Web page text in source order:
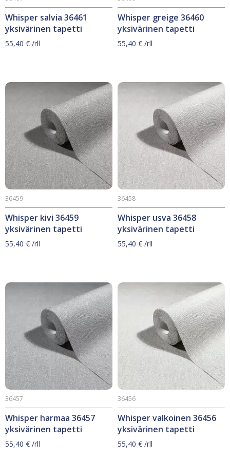
Whisper salvia 36461
yksivärinen tapetti
55,40 € /rll
Whisper greige 36460
yksivärinen tapetti
55,40 € /rll
Whisper kivi 36459
yksivärinen tapetti
36459
55,40 € /rll
Whisper usva 36458
yksivärinen tapetti
36458
55,40 € /rll
Whisper harmaa 36457
yksivärinen tapetti
36457
55,40 € /rll
Whisper valkoinen 36456
yksivärinen tapetti
36456
55,40 € /rll